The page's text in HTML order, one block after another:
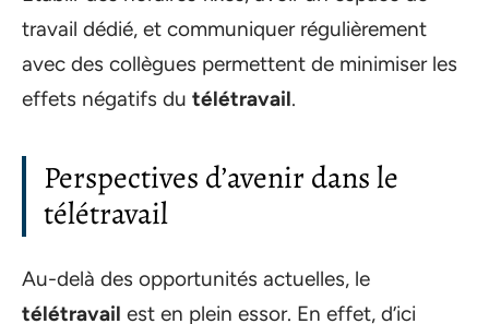
travail dédié, et communiquer régulièrement
avec des collègues permettent de minimiser les
effets négatifs du télétravail.
Perspectives d’avenir dans le
télétravail
Au-delà des opportunités actuelles, le
télétravail est en plein essor. En effet, d’ici